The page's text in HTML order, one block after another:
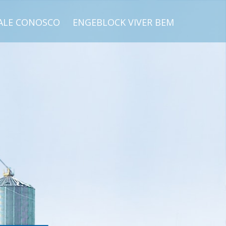
CONOSCO ENGEBLOCK VIVER BEM